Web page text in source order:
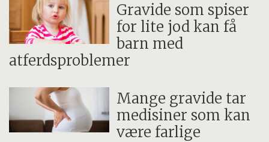
Gravide som spiser
for lite jod kan få
barn med
atferdsproblemer
Mange gravide tar
medisiner som kan
være farlige